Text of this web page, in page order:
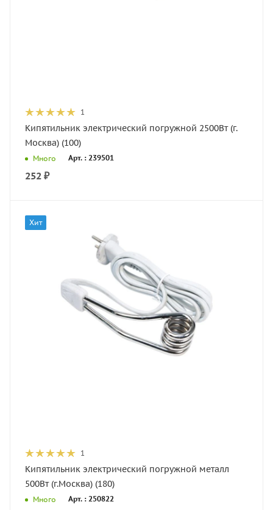
1
Кипятильник электрический погружной 2500Вт (г.
Москва) (100)
Много Арт. : 239501
252 ₽
Хит
1
Кипятильник электрический погружной металл
500Вт (г.Москва) (180)
Много Арт. : 250822